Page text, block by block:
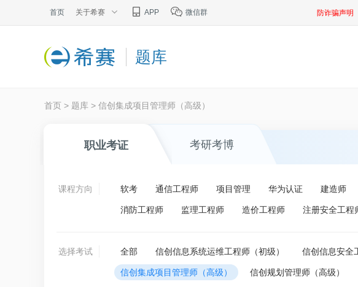
首页 关于希赛 APP 微信群 防诈骗声明
题库
首页 > 题库 > 信创集成项目管理师（高级）
职业考证 考研考博
课程方向 软考 通信工程师 项目管理 华为认证 建造师
消防工程师 监理工程师 造价工程师 注册安全工程
选择考试 全部 信创信息系统运维工程师（初级） 信创信息安全
信创集成项目管理师（高级） 信创规划管理师（高级）